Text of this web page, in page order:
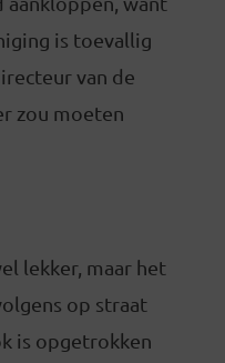
is toevallig
van de
zou moeten
lekker, maar het
op straat
is opgetrokken